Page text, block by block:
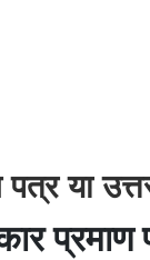
पत्र या